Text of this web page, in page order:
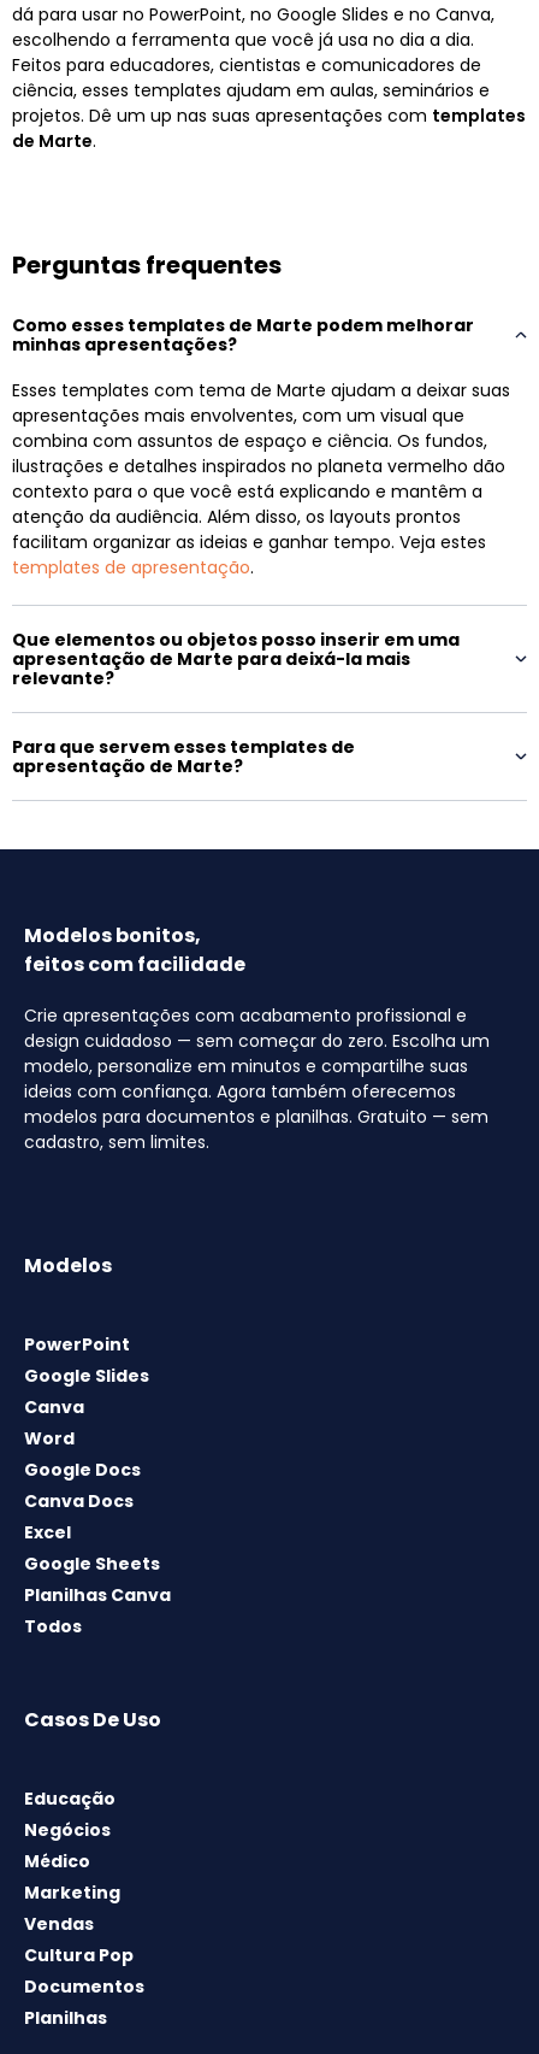
dá para usar no PowerPoint, no Google Slides e no Canva,
escolhendo a ferramenta que você já usa no dia a dia.
Feitos para educadores, cientistas e comunicadores de
ciência, esses templates ajudam em aulas, seminários e
projetos. Dê um up nas suas apresentações com templates
de Marte.
Perguntas frequentes
Como esses templates de Marte podem melhorar
minhas apresentações?
Esses templates com tema de Marte ajudam a deixar suas
apresentações mais envolventes, com um visual que
combina com assuntos de espaço e ciência. Os fundos,
ilustrações e detalhes inspirados no planeta vermelho dão
contexto para o que você está explicando e mantêm a
atenção da audiência. Além disso, os layouts prontos
facilitam organizar as ideias e ganhar tempo. Veja estes
templates de apresentação.
Que elementos ou objetos posso inserir em uma
apresentação de Marte para deixá-la mais
relevante?
Para que servem esses templates de
apresentação de Marte?
Modelos bonitos,
feitos com facilidade
Crie apresentações com acabamento profissional e
design cuidadoso — sem começar do zero. Escolha um
modelo, personalize em minutos e compartilhe suas
ideias com confiança. Agora também oferecemos
modelos para documentos e planilhas. Gratuito — sem
cadastro, sem limites.
Modelos
PowerPoint
Google Slides
Canva
Word
Google Docs
Canva Docs
Excel
Google Sheets
Planilhas Canva
Todos
Casos De Uso
Educação
Negócios
Médico
Marketing
Vendas
Cultura Pop
Documentos
Planilhas